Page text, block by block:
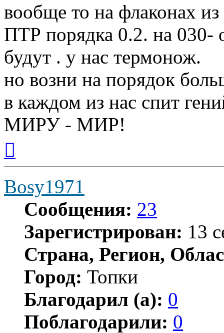
вообще то на флаконах
ПТР порядка 0.2. на 030-
будут . у нас термонож.
но возни на порядок
в каждом из нас спит
МИРУ - МИР!
началу
Bosy1971
Сообщения: 23
Зарегистрирован: 13
Страна, Регион,
Город: Топки
Благодарил (а): 0
Поблагодарили: 0